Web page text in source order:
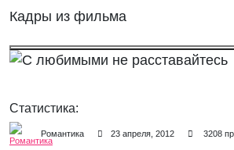
Кадры из фильма
Статистика:
Романтика 23 апреля, 2012 3208